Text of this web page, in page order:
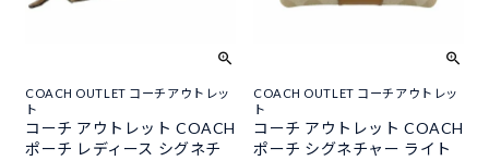
COACH OUTLET コーチアウトレッ
ト
コーチ アウトレット COACH
ポーチ レディース シグネチ
COACH OUTLET コーチアウトレッ
ト
コーチ アウトレット COACH
ポーチ シグネチャー ライト